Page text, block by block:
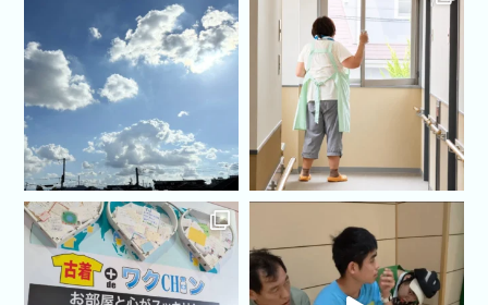
を再度訪れたときに個人情報入力の手間が省け、一層便
利に利用していただくために、このクッキーを利用して
いるページがあります。
8.その他インターネット上のプライバシーに関する確認
事項
(1)掲示板など、誰もがアクセスできるインターネット
上で自発的に個人情報を開示した場合、その情報は他の
利用者によって収集され使用される可能性があることに
留意してください。メールアドレスを公開すれば、そこ
に掲示された情報をもとに、望ましくないメッセージを
受け取ることがあります。お客様には自己の責任におい
て情報を発信することを認識していただく必要がありま
す。
(2)当ウェブサイトを通じてアクセスできる第三者のサ